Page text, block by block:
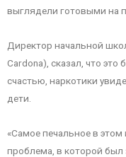
выглядели готовыми на
Директор начальной
Cardona), сказал, что это
счастью, наркотики
дети.
«Самое печальное в этом
проблема, в которой был